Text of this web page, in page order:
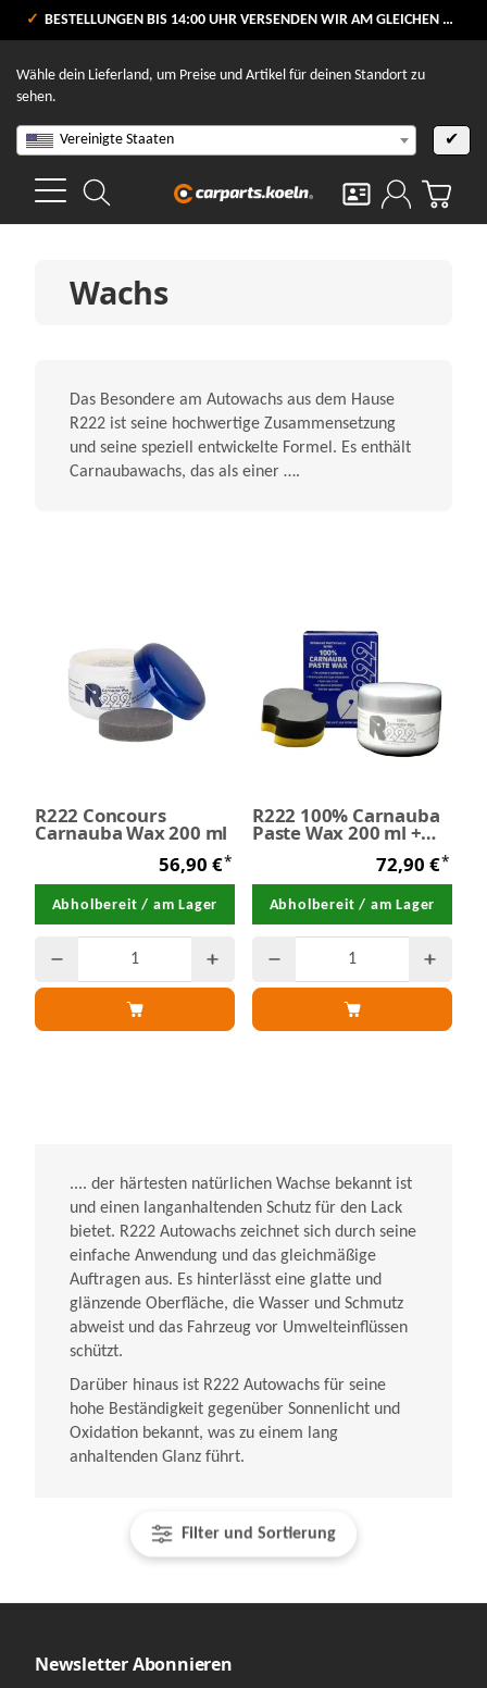
VERSANDKOSTENFREI AB 80 €
BESTELLUNGEN BIS 14:00 UHR VERSENDEN WIR AM GLEICHEN WERKTAG
Wähle dein Lieferland, um Preise und Artikel für deinen Standort zu
sehen.
Vereinigte Staaten ✔
Wachs
Das Besondere am Autowachs aus dem Hause
R222 ist seine hochwertige Zusammensetzung
und seine speziell entwickelte Formel. Es enthält
Carnaubawachs, das als einer ….
Filter und Sortierung
R222 Concours
Carnauba Wax 200 ml
56,90 €*
Abholbereit / am Lager
R222 100% Carnauba
Paste Wax 200 ml +
72,90 €*
Abholbereit / am Lager
.... der härtesten natürlichen Wachse bekannt ist
und einen langanhaltenden Schutz für den Lack
bietet. R222 Autowachs zeichnet sich durch seine
einfache Anwendung und das gleichmäßige
Auftragen aus. Es hinterlässt eine glatte und
glänzende Oberfläche, die Wasser und Schmutz
abweist und das Fahrzeug vor Umwelteinflüssen
schützt.
Darüber hinaus ist R222 Autowachs für seine
hohe Beständigkeit gegenüber Sonnenlicht und
Oxidation bekannt, was zu einem lang
anhaltenden Glanz führt.
Newsletter Abonnieren